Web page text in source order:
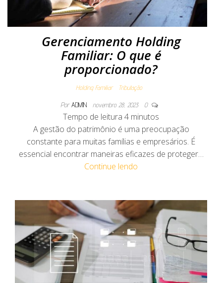
Gerenciamento Holding
Familiar: O que é
proporcionado?
Holding Familiar Tributação
Por ADMIN novembro 28, 2023 0
Tempo de leitura 4 minutos
A gestão do patrimônio é uma preocupação
constante para muitas famílias e empresários. É
essencial encontrar maneiras eficazes de proteger…
Continue lendo